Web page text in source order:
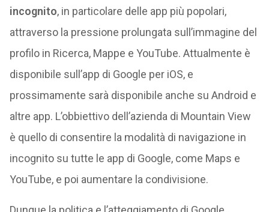
incognito, in particolare delle app più popolari,
attraverso la pressione prolungata sull’immagine del
profilo in Ricerca, Mappe e YouTube. Attualmente è
disponibile sull’app di Google per iOS, e
prossimamente sarà disponibile anche su Android e
altre app. L’obbiettivo dell’azienda di Mountain View
è quello di consentire la modalità di navigazione in
incognito su tutte le app di Google, come Maps e
YouTube, e poi aumentare la condivisione.